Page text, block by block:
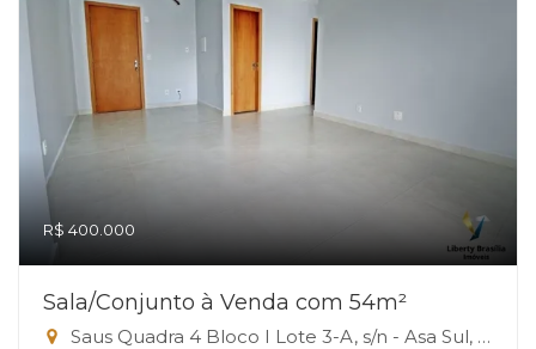
R$ 400.000
Sala/Conjunto à Venda com 54m²
Saus Quadra 4 Bloco I Lote 3-A, s/n - Asa Sul, Brasília-DF